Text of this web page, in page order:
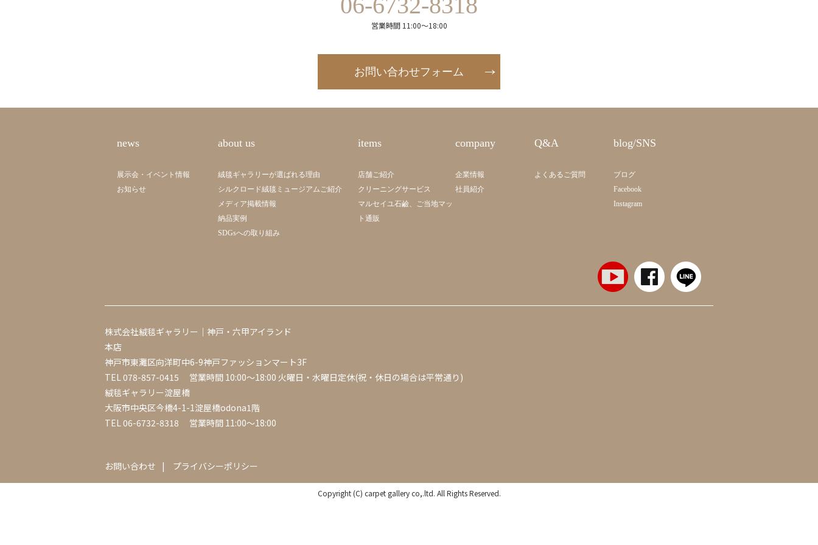
営業時間 11:00～18:00
お問い合わせフォーム
news
展示会・イベント情報
お知らせ
about us
絨毯ギャラリーが選ばれる理由
シルクロード絨毯ミュージアムご紹介
メディア掲載情報
納品実例
SDGsへの取り組み
items
店舗ご紹介
クリーニングサービス
マルセイユ石鹼、ご当地マッ
ト通販
company
企業情報
社員紹介
Q&A
よくあるご質問
blog/SNS
ブログ
Facebook
Instagram
株式会社絨毯ギャラリー｜神戸・六甲アイランド
本店
神戸市東灘区向洋町中6-9神戸ファッションマート3F
TEL078-857-0415 営業時間 10:00～18:00 火曜日・水曜日定休(祝・休日の場合は平常通り)
絨毯ギャラリー淀屋橋
大阪市中央区今橋4-1-1淀屋橋odona1階
TEL06-6732-8318 営業時間 11:00～18:00
お問い合わせ プライバシーポリシー
Copyright (C) carpet gallery co,.ltd. All Rights Reserved.